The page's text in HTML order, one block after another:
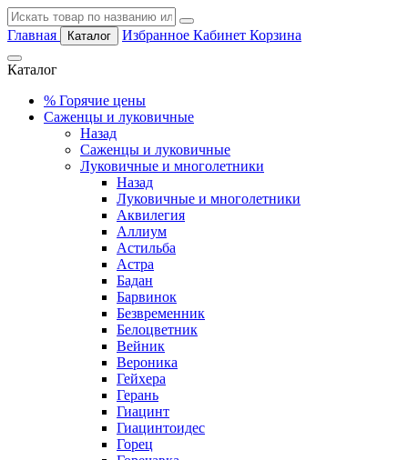
Главная Каталог Избранное Кабинет Корзина
Каталог
% Горячие цены
Саженцы и луковичные
Назад
Саженцы и луковичные
Луковичные и многолетники
Назад
Луковичные и многолетники
Аквилегия
Аллиум
Астильба
Астра
Бадан
Барвинок
Безвременник
Белоцветник
Вейник
Вероника
Гейхера
Герань
Гиацинт
Гиацинтоидес
Горец